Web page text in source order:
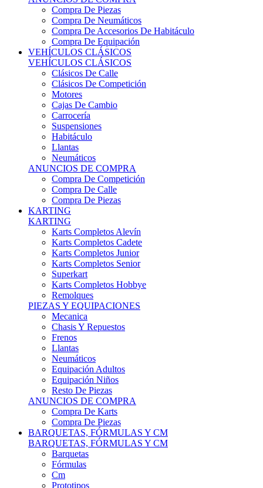
Compra De Piezas
Compra De Neumáticos
Compra De Accesorios De Habitáculo
Compra De Equipación
VEHÍCULOS CLÁSICOS
VEHÍCULOS CLÁSICOS
Clásicos De Calle
Clásicos De Competición
Motores
Cajas De Cambio
Carrocería
Suspensiones
Habitáculo
Llantas
Neumáticos
ANUNCIOS DE COMPRA
Compra De Competición
Compra De Calle
Compra De Piezas
KARTING
KARTING
Karts Completos Alevín
Karts Completos Cadete
Karts Completos Junior
Karts Completos Senior
Superkart
Karts Completos Hobbye
Remolques
PIEZAS Y EQUIPACIONES
Mecanica
Chasis Y Repuestos
Frenos
Llantas
Neumáticos
Equipación Adultos
Equipación Niños
Resto De Piezas
ANUNCIOS DE COMPRA
Compra De Karts
Compra De Piezas
BARQUETAS, FÓRMULAS Y CM
BARQUETAS, FÓRMULAS Y CM
Barquetas
Fórmulas
Cm
Prototipos